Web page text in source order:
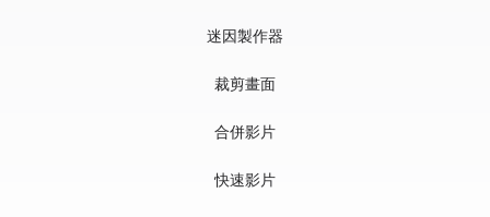
迷因製作器
裁剪畫面
合併影片
快速影片